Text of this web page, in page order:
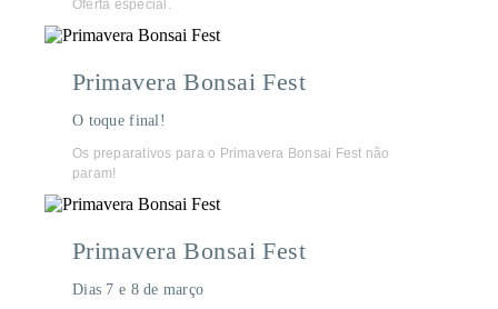
Oferta especial.
Primavera Bonsai Fest
O toque final!
Os preparativos para o Primavera Bonsai Fest não
param!
Primavera Bonsai Fest
Dias 7 e 8 de março